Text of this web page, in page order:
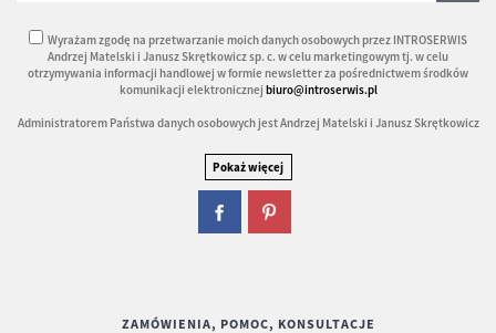
Wyrażam zgodę na przetwarzanie moich danych osobowych przez INTROSERWIS
Andrzej Matelski i Janusz Skrętkowicz sp. c. w celu marketingowym tj. w celu
otrzymywania informacji handlowej w formie newsletter za pośrednictwem środków
komunikacji elektronicznej biuro@introserwis.pl
Administratorem Państwa danych osobowych jest Andrzej Matelski i Janusz Skrętkowicz
ZAMÓWIENIA, POMOC, KONSULTACJE